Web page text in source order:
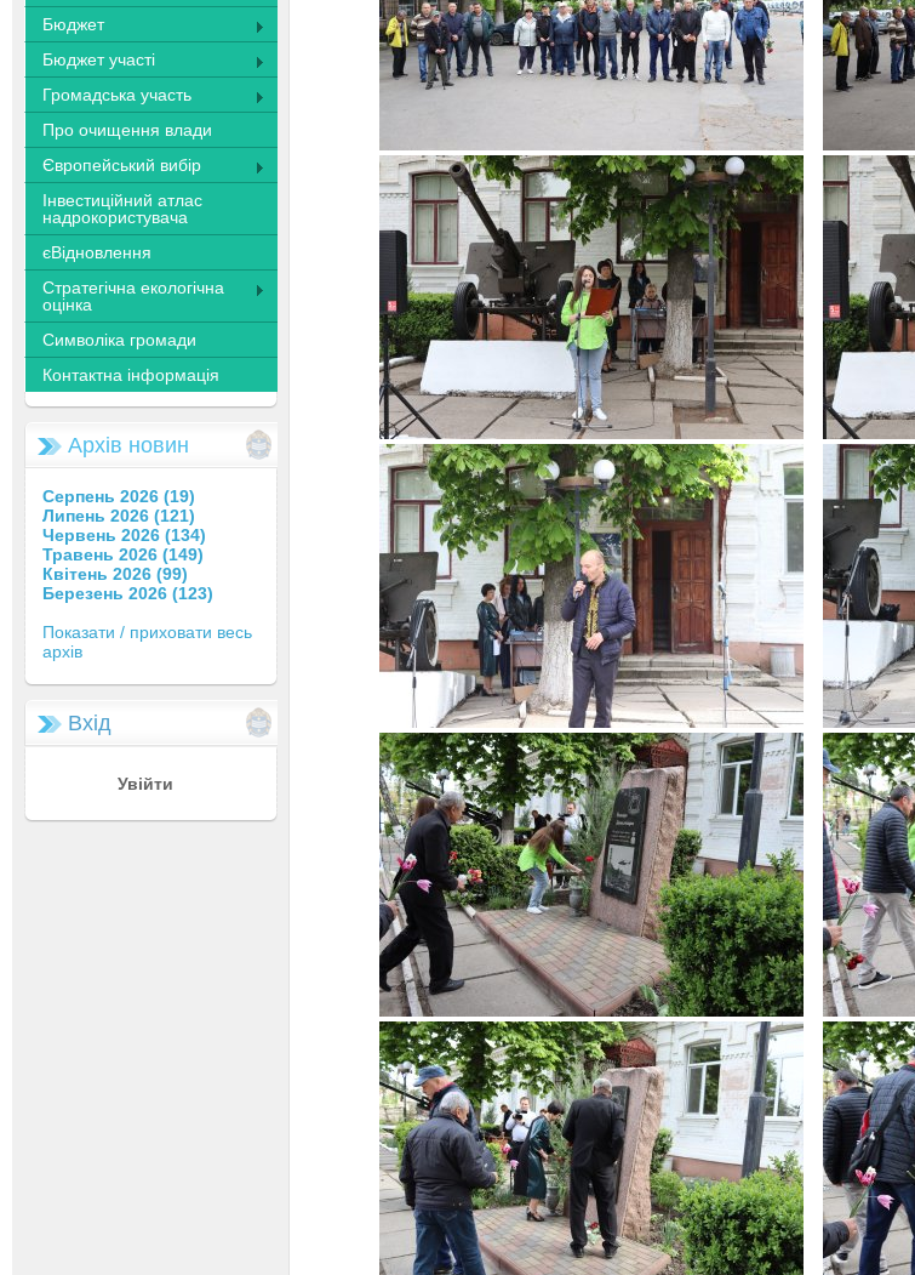
Бюджет
Бюджет участі
Громадська участь
Про очищення влади
Європейський вибір
Інвестиційний атлас
надрокористувача
єВідновлення
Стратегічна екологічна
оцінка
Символіка громади
Контактна інформація
Архів новин
Серпень 2026 (19)
Липень 2026 (121)
Червень 2026 (134)
Травень 2026 (149)
Квітень 2026 (99)
Березень 2026 (123)
Показати / приховати весь
архів
Вхід
Увійти